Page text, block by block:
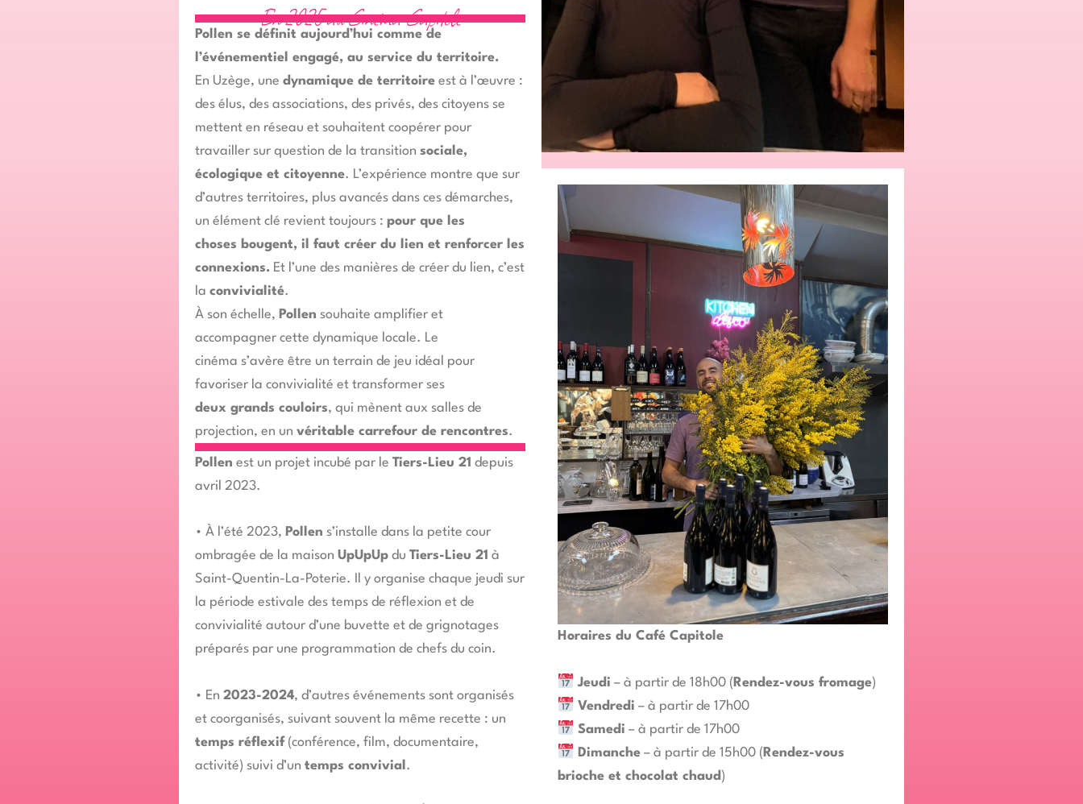
En2025auCinémaCapitole
Pollen se définit aujourd’hui comme de
l’événementiel engagé, au service du territoire.
En Uzège, une dynamique de territoire est à l’œuvre :
des élus, des associations, des privés, des citoyens se
mettent en réseau et souhaitent coopérer pour
travailler sur question de la transition sociale,
écologique et citoyenne. L’expérience montre que sur
d’autres territoires, plus avancés dans ces démarches,
un élément clé revient toujours : pour que les
choses bougent, il faut créer du lien et renforcer les
connexions. Et l’une des manières de créer du lien, c’est
la convivialité.
À son échelle, Pollen souhaite amplifier et
accompagner cette dynamique locale. Le
cinéma s’avère être un terrain de jeu idéal pour
favoriser la convivialité et transformer ses
deux grands couloirs, qui mènent aux salles de
projection, en un véritable carrefour de rencontres.
Pollen est un projet incubé par le Tiers-Lieu 21 depuis
avril 2023.
• À l’été 2023, Pollen s’installe dans la petite cour
ombragée de la maison UpUpUp du Tiers-Lieu 21 à
Saint-Quentin-La-Poterie. Il y organise chaque jeudi sur
la période estivale des temps de réflexion et de
convivialité autour d’une buvette et de grignotages
préparés par une programmation de chefs du coin.
• En 2023-2024, d’autres événements sont organisés
et coorganisés, suivant souvent la même recette : un
temps réflexif (conférence, film, documentaire,
activité) suivi d’un temps convivial .
Horaires du Café Capitole
Jeudi – à partir de 18h00 ( Rendez-vous fromage)
Vendredi – à partir de 17h00
Samedi – à partir de 17h00
Dimanche– à partir de 15h00 ( Rendez-vous
brioche et chocolat chaud )